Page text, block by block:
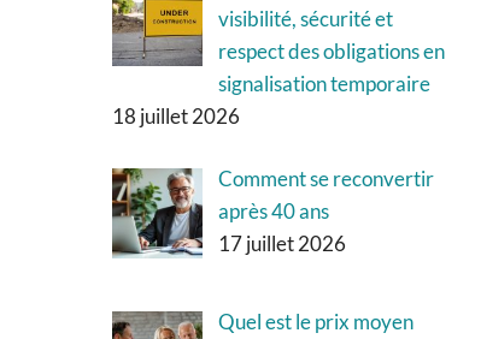
visibilité, sécurité et
respect des obligations en
signalisation temporaire
18 juillet 2026
Comment se reconvertir
après 40 ans
17 juillet 2026
Quel est le prix moyen